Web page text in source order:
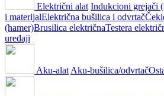
Električni alat Indukcioni grejači
i materijalElektrična bušilica i odvrtač
(hamer)Brusilica električnaTestera
uređaji
Aku-alat Aku-bušilica/odvrtač